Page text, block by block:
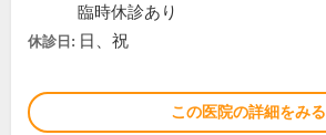
臨時休診あり
休診日: 日、祝
この医院の詳細をみる